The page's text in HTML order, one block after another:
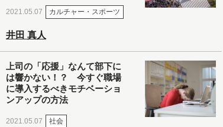
2021.05.07 カルチャー・スポーツ
井田 真人
上司の「応援」なんて部下に
は響かない！？ 今すぐ職場
に導入するべきモチベーショ
ンアップの方法
2021.05.07 社会